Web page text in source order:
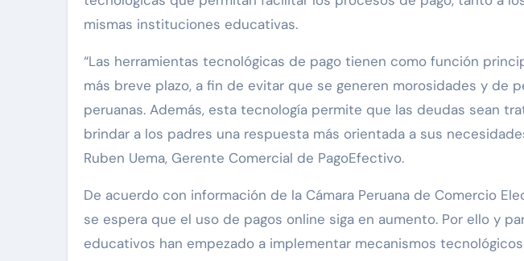
mismas instituciones educativas.
“Las herramientas tecnológicas de pago tienen como función
más breve plazo, a fin de evitar que se generen morosidades y de
peruanas. Además, esta tecnología permite que las deudas sean
brindar a los padres una respuesta más orientada a sus
Ruben Uema, Gerente Comercial de PagoEfectivo.
De acuerdo con información de la Cámara Peruana de Comercio
se espera que el uso de pagos online siga en aumento. Por ello y
educativos han empezado a implementar mecanismos